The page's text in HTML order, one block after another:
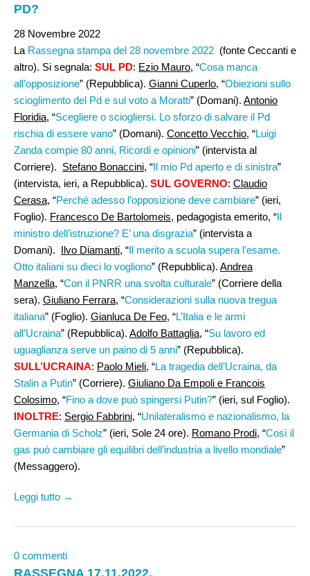
PD?
28 Novembre 2022
La Rassegna stampa del 28 novembre 2022 (fonte Ceccanti e
altro). Si segnala: SUL PD: Ezio Mauro, “Cosa manca
all’opposizione” (Repubblica). Gianni Cuperlo, “Obiezioni sullo
scioglimento del Pd e sul voto a Moratti” (Domani). Antonio
Floridia, “Scegliere o sciogliersi. Lo sforzo di salvare il Pd
rischia di essere vano” (Domani). Concetto Vecchio, “Luigi
Zanda compie 80 anni, Ricordi e opinioni” (intervista al
Corriere). Stefano Bonaccini, “Il mio Pd aperto e di sinistra”
(intervista, ieri, a Repubblica). SUL GOVERNO: Claudio
Cerasa, “Perché adesso l’opposizione deve cambiare” (ieri,
Foglio). Francesco De Bartolomeis, pedagogista emerito, “Il
ministro dell’istruzione? E’ una disgrazia” (intervista a
Domani). Ilvo Diamanti, “Il merito a scuola supera l’esame.
Otto italiani su dieci lo vogliono” (Repubblica). Andrea
Manzella, “Con il PNRR una svolta culturale” (Corriere della
sera). Giuliano Ferrara, “Considerazioni sulla nuova tregua
italiana” (Foglio). Gianluca De Feo, “L’Italia e le armi
all’Ucraina” (Repubblica). Adolfo Battaglia, “Su lavoro ed
uguaglianza serve un paino di 5 anni” (Repubblica).
SULL’UCRAINA: Paolo Mieli, “La tragedia dell’Ucraina, da
Stalin a Putin” (Corriere). Giuliano Da Empoli e Francois
Colosimo, “Fino a dove può spingersi Putin?” (ieri, sul Foglio).
INOLTRE: Sergio Fabbrini, “Unilateralismo e nazionalismo, la
Germania di Scholz” (ieri, Sole 24 ore). Romano Prodi, “Così il
gas può cambiare gli equilibri dell’industria a livello mondiale”
(Messaggero).
Leggi tutto →
0 commenti
RASSEGNA 17.11.2022.